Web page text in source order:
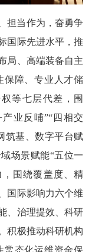
担当作为，奋勇争
国际先进水平，推
局、高端装备自主
保障、专业人才储
等七层代差，围
业反哺”“四相交
筑基、数字平台赋
场景赋能“五位一
围绕覆盖度、精
国际影响力六个维
、治理提效、科研
积极推动科研机构